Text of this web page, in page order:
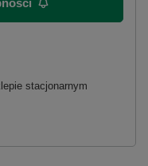
stacjonarnym